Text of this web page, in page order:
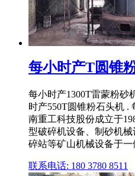
每小时产T圆锥
每小时产1300T雷蒙粉砂
时产550T圆锥粉石头机 .
南重工科技股份成立于
型破碎机设备、制砂机
碎站等矿山机械设备于一
联系电话: 180 3780 8511